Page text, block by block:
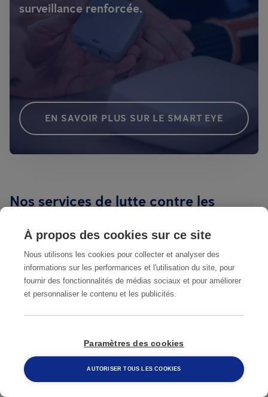
surveillance renforcée.
EN SAVOIR PLUS SUR LE SMART EYE
Nos services de lutte contre les
SOLUTIONS POUR PROFESSIONNELS
Nos services de sanitation à Cannes
À propos des cookies sur ce site
Nous utilisons les cookies pour collecter et analyser des
informations sur les performances et l'utilisation du site, pour
fournir des fonctionnalités de médias sociaux et pour améliorer
et personnaliser le contenu et les publicités.
Paramètres des cookies
AUTORISER TOUS LES COOKIES